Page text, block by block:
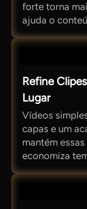
forte torna
ajuda o
Refine
Lugar
Vídeos
capas e um
mantém
economiza